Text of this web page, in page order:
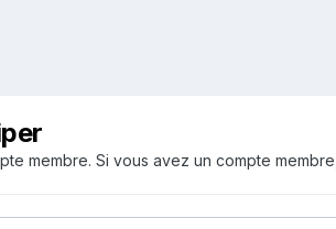
membre. Si vous avez un compte membre,